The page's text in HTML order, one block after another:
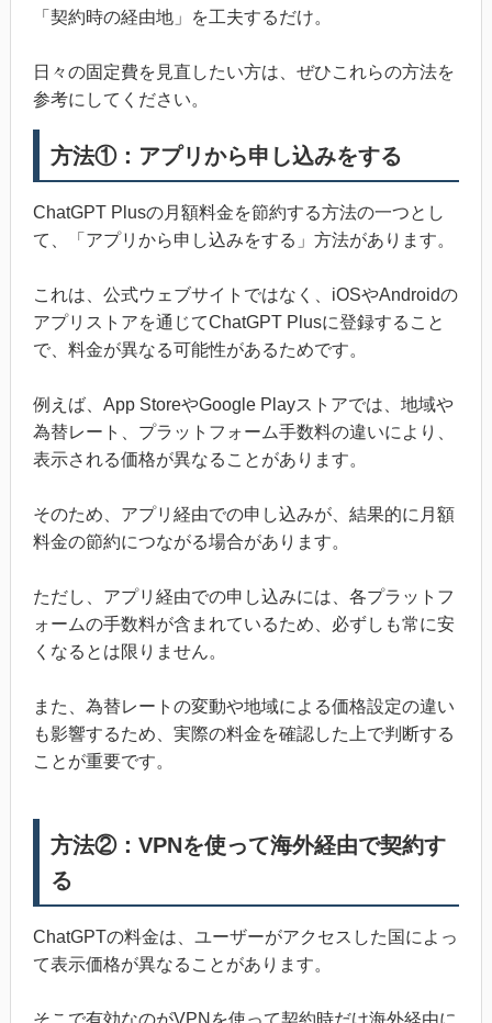
「契約時の経由地」を工夫するだけ。
日々の固定費を見直したい方は、ぜひこれらの方法を
参考にしてください。
方法①：アプリから申し込みをする
ChatGPT Plusの月額料金を節約する方法の一つとし
て、「アプリから申し込みをする」方法があります。
これは、公式ウェブサイトではなく、iOSやAndroidの
アプリストアを通じてChatGPT Plusに登録すること
で、料金が異なる可能性があるためです。
例えば、App StoreやGoogle Playストアでは、地域や
為替レート、プラットフォーム手数料の違いにより、
表示される価格が異なることがあります。
そのため、アプリ経由での申し込みが、結果的に月額
料金の節約につながる場合があります。
ただし、アプリ経由での申し込みには、各プラットフ
ォームの手数料が含まれているため、必ずしも常に安
くなるとは限りません。
また、為替レートの変動や地域による価格設定の違い
も影響するため、実際の料金を確認した上で判断する
ことが重要です。
方法②：VPNを使って海外経由で契約す
る
ChatGPTの料金は、ユーザーがアクセスした国によっ
て表示価格が異なることがあります。
そこで有効なのがVPNを使って契約時だけ海外経由に